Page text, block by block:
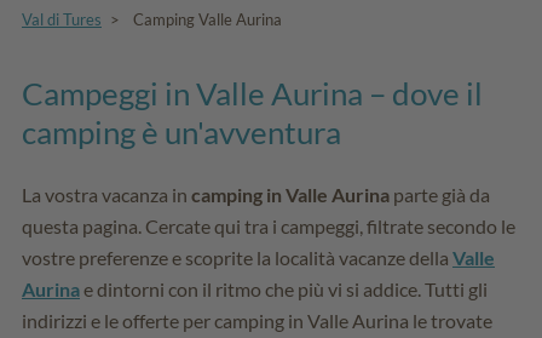
Val di Tures > Camping Valle Aurina
Campeggi in Valle Aurina – dove il
camping è un'avventura
La vostra vacanza in camping in Valle Aurina parte già da
questa pagina. Cercate qui tra i campeggi, filtrate secondo le
vostre preferenze e scoprite la località vacanze della Valle
Aurinae dintorni con il ritmo che più vi si addice. Tutti gli
indirizzi e le offerte per camping in Valle Aurina le trovate